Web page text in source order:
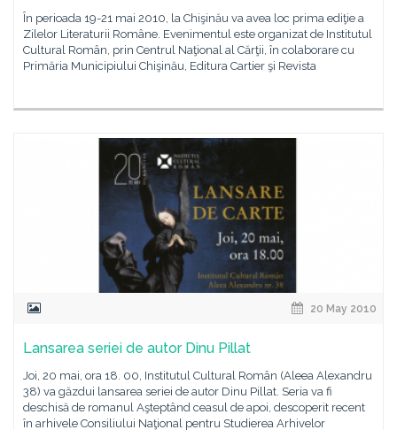
În perioada 19-21 mai 2010, la Chişinău va avea loc prima ediţie a
Zilelor Literaturii Române. Evenimentul este organizat de Institutul
Cultural Român, prin Centrul Naţional al Cărţii, în colaborare cu
Primăria Municipiului Chişinău, Editura Cartier şi Revista
20 May 2010
Lansarea seriei de autor Dinu Pillat
Joi, 20 mai, ora 18. 00, Institutul Cultural Român (Aleea Alexandru
38) va găzdui lansarea seriei de autor Dinu Pillat. Seria va fi
deschisă de romanul Aşteptând ceasul de apoi, descoperit recent
în arhivele Consiliului Naţional pentru Studierea Arhivelor